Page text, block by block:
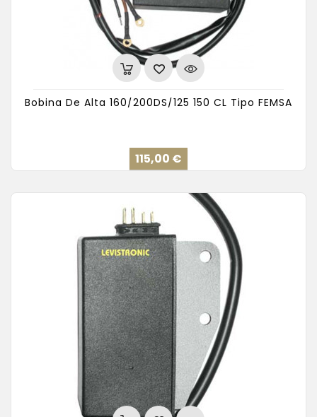
Bobina De Alta 160/200DS/125 150 CL Tipo FEMSA
115,00 €